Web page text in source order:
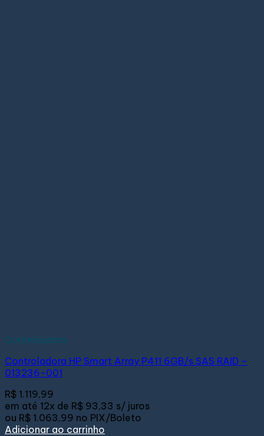
Controladora
Controladora HP Smart Array P411 6GB/s SAS RAID –
013236-001
R$ 1.119,99
em até 12x de R$ 93,33 s/ juros
ou R$ 1.063,99 no PIX/Boleto
Adicionar ao carrinho